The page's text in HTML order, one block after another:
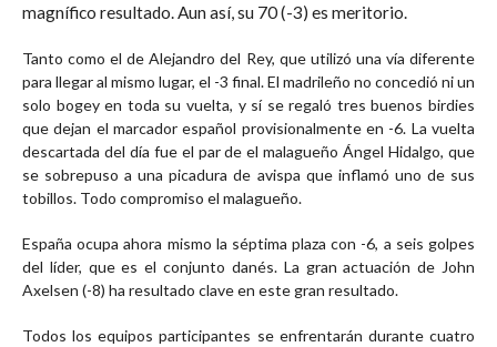
magnífico resultado. Aun así, su 70 (-3) es meritorio.
Tanto como el de Alejandro del Rey, que utilizó una vía diferente
para llegar al mismo lugar, el -3 final. El madrileño no concedió ni un
solo bogey en toda su vuelta, y sí se regaló tres buenos birdies
que dejan el marcador español provisionalmente en -6. La vuelta
descartada del día fue el par de el malagueño Ángel Hidalgo, que
se sobrepuso a una picadura de avispa que inflamó uno de sus
tobillos. Todo compromiso el malagueño.
España ocupa ahora mismo la séptima plaza con -6, a seis golpes
del líder, que es el conjunto danés. La gran actuación de John
Axelsen (-8) ha resultado clave en este gran resultado.
Todos los equipos participantes se enfrentarán durante cuatro